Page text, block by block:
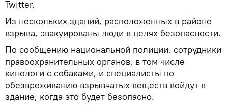
Twitter.
Из нескольких зданий, расположенных в районе
взрыва, эвакуированы люди в целях безопасности.
По сообщению национальной полиции, сотрудники
правоохранительных органов, в том числе
кинологи с собаками, и специалисты по
обезвреживанию взрывчатых веществ войдут в
здание, когда это будет безопасно.